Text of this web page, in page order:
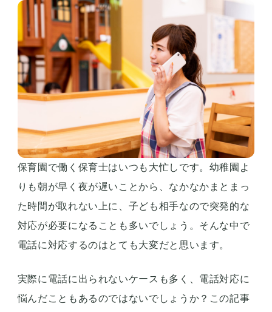
保育園で働く保育士はいつも大忙しです。幼稚園よ
りも朝が早く夜が遅いことから、なかなかまとまっ
た時間が取れない上に、子ども相手なので突発的な
対応が必要になることも多いでしょう。そんな中で
電話に対応するのはとても大変だと思います。
実際に電話に出られないケースも多く、電話対応に
悩んだこともあるのではないでしょうか？この記事